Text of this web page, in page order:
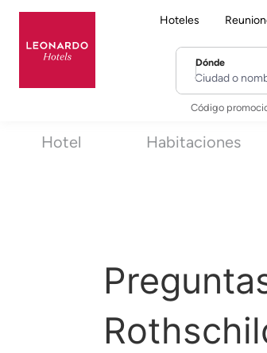
Hoteles
Dónde
Ciudad o
Código
Hotel Habitaciones